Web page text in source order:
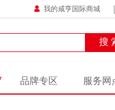
我的咸亨国际商城
搜
品牌专区 服务网